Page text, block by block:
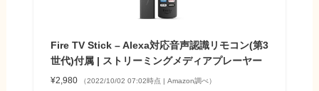
Fire TV Stick – Alexa対応音声認識リモコン(第3
世代)付属 | ストリーミングメディアプレーヤー
¥2,980 （2022/10/02 07:02時点 | Amazon調べ）